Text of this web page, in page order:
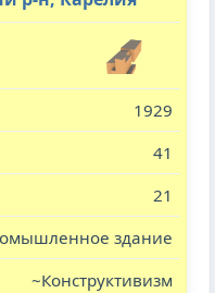
1929
41
21
здание
~Конструктивизм